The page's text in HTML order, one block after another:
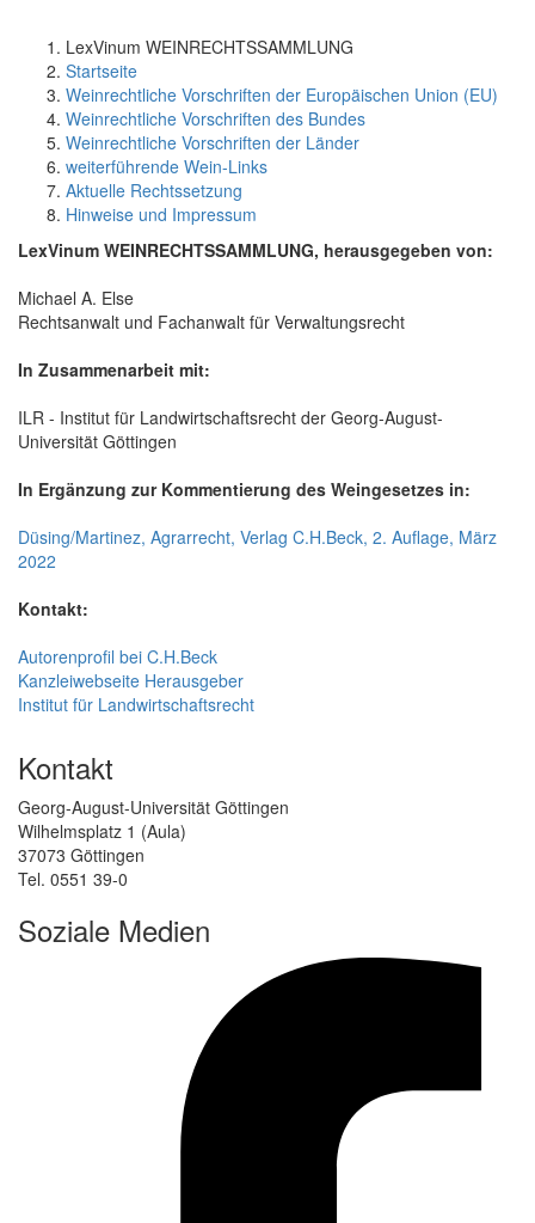
LexVinum WEINRECHTSSAMMLUNG
Startseite
Weinrechtliche Vorschriften der Europäischen Union (EU)
Weinrechtliche Vorschriften des Bundes
Weinrechtliche Vorschriften der Länder
weiterführende Wein-Links
Aktuelle Rechtssetzung
Hinweise und Impressum
LexVinum WEINRECHTSSAMMLUNG, herausgegeben von:
Michael A. Else
Rechtsanwalt und Fachanwalt für Verwaltungsrecht
In Zusammenarbeit mit:
ILR - Institut für Landwirtschaftsrecht der Georg-August-
Universität Göttingen
In Ergänzung zur Kommentierung des Weingesetzes in:
Düsing/Martinez, Agrarrecht, Verlag C.H.Beck, 2. Auflage, März
2022
Kontakt:
Autorenprofil bei C.H.Beck
Kanzleiwebseite Herausgeber
Institut für Landwirtschaftsrecht
Kontakt
Georg-August-Universität Göttingen
Wilhelmsplatz 1 (Aula)
37073 Göttingen
Tel. 0551 39-0
Soziale Medien